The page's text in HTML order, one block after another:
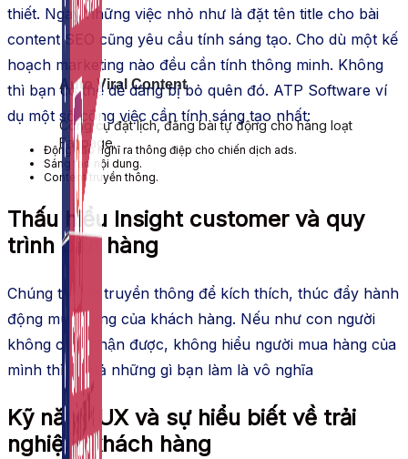
Auto Viral Content
Công cụ đặt lịch, đăng bài tự động cho hàng loạt
Fanpage.
thiết. Ngay những việc nhỏ như là đặt tên title cho bài
content SEO cũng yêu cầu tính sáng tạo. Cho dù một kế
hoạch marketing nào đều cần tính thông minh. Không
thì bạn có thể dễ dàng bị bỏ quên đó. ATP Software ví
dụ một số công việc cần tính sáng tạo nhất:
Động não nghĩ ra thông điệp cho chiến dịch ads.
Sáng tạo nội dung.
Content truyền thông.
Thấu hiểu Insight customer và quy
trình bán hàng
Chúng ta làm truyền thông để kích thích, thúc đẩy hành
động mua hàng của khách hàng. Nếu như con người
không cảm nhận được, không hiểu người mua hàng của
mình thì tất cả những gì bạn làm là vô nghĩa
Kỹ năng UX và sự hiểu biết về trải
nghiệmkhách hàng